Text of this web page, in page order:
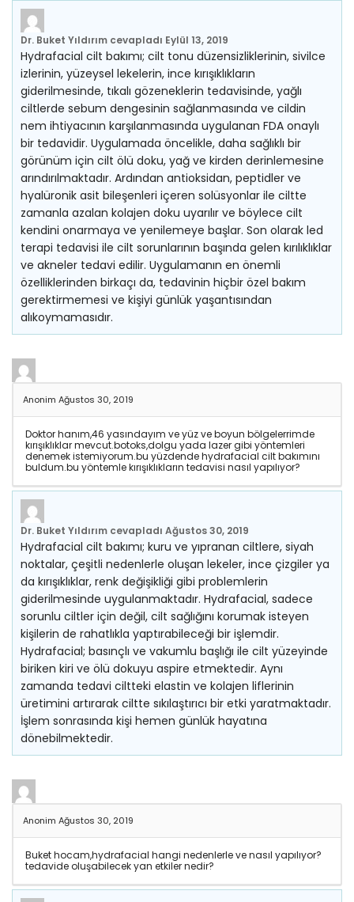
Dr. Buket Yıldırım cevapladı Eylül 13, 2019
Hydrafacial cilt bakımı; cilt tonu düzensizliklerinin, sivilce
izlerinin, yüzeysel lekelerin, ince kırışıklıkların
giderilmesinde, tıkalı gözeneklerin tedavisinde, yağlı
ciltlerde sebum dengesinin sağlanmasında ve cildin
nem ihtiyacının karşılanmasında uygulanan FDA onaylı
bir tedavidir. Uygulamada öncelikle, daha sağlıklı bir
görünüm için cilt ölü doku, yağ ve kirden derinlemesine
arındırılmaktadır. Ardından antioksidan, peptidler ve
hyalüronik asit bileşenleri içeren solüsyonlar ile ciltte
zamanla azalan kolajen doku uyarılır ve böylece cilt
kendini onarmaya ve yenilemeye başlar. Son olarak led
terapi tedavisi ile cilt sorunlarının başında gelen kırılıklıklar
ve akneler tedavi edilir. Uygulamanın en önemli
özelliklerinden birkaçı da, tedavinin hiçbir özel bakım
gerektirmemesi ve kişiyi günlük yaşantısından
alıkoymamasıdır.
Anonim Ağustos 30, 2019
Doktor hanım,46 yasındayım ve yüz ve boyun bölgelerrimde
kırışıklıklar mevcut.botoks,dolgu yada lazer gibi yöntemleri
denemek istemiyorum.bu yüzdende hydrafacial cilt bakımını
buldum.bu yöntemle kırışıklıkların tedavisi nasıl yapılıyor?
Dr. Buket Yıldırım cevapladı Ağustos 30, 2019
Hydrafacial cilt bakımı; kuru ve yıpranan ciltlere, siyah
noktalar, çeşitli nedenlerle oluşan lekeler, ince çizgiler ya
da kırışıklıklar, renk değişikliği gibi problemlerin
giderilmesinde uygulanmaktadır. Hydrafacial, sadece
sorunlu ciltler için değil, cilt sağlığını korumak isteyen
kişilerin de rahatlıkla yaptırabileceği bir işlemdir.
Hydrafacial; basınçlı ve vakumlu başlığı ile cilt yüzeyinde
biriken kiri ve ölü dokuyu aspire etmektedir. Aynı
zamanda tedavi ciltteki elastin ve kolajen liflerinin
üretimini artırarak ciltte sıkılaştırıcı bir etki yaratmaktadır.
İşlem sonrasında kişi hemen günlük hayatına
dönebilmektedir.
Anonim Ağustos 30, 2019
Buket hocam,hydrafacial hangi nedenlerle ve nasıl yapılıyor?
tedavide oluşabilecek yan etkiler nedir?